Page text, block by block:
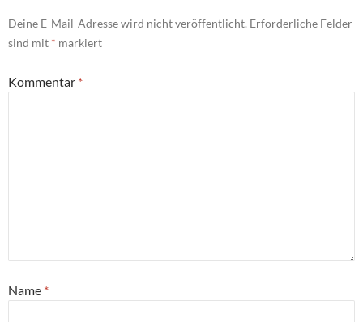
Deine E-Mail-Adresse wird nicht veröffentlicht. Erforderliche Felder
sind mit * markiert
Kommentar *
Name *